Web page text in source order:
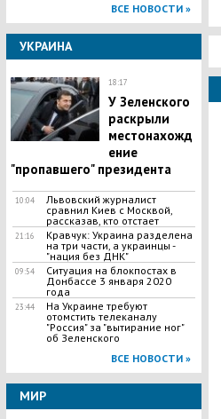
ВСЕ НОВОСТИ »
УКРАИНА
18:17
У Зеленского
раскрыли
местонахожд
ение
"пропавшего" президента
10:04
Львовский журналист
сравнил Киев с Москвой,
рассказав, кто отстает
21:16
Кравчук: Украина разделена
на три части, а украинцы -
"нация без ДНК"
09:54
Ситуация на блокпостах в
Донбассе 3 января 2020
года
23:44
На Украине требуют
отомстить телеканалу
"Россия" за "вытирание ног"
об Зеленского
ВСЕ НОВОСТИ »
МИР